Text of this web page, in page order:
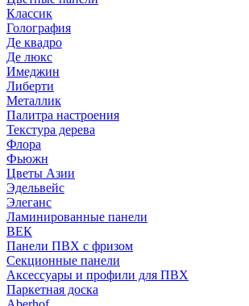
Классик
Голография
Де квадро
Де люкс
Имеджин
Либерти
Металлик
Палитра настроения
Текстура дерева
Флора
Фьюжн
Цветы Азии
Эдельвейс
Элеганс
Ламинированные панели
ВЕК
Панели ПВХ с фризом
Секционные панели
Аксессуары и профили для ПВХ
Паркетная доска